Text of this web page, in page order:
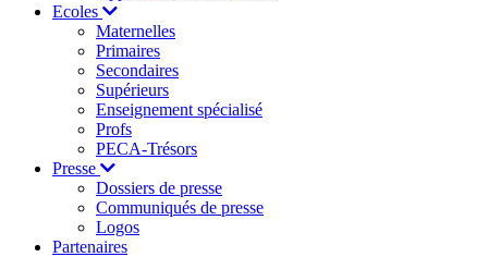
Ecoles
Maternelles
Primaires
Secondaires
Supérieurs
Enseignement spécialisé
Profs
PECA-Trésors
Presse
Dossiers de presse
Communiqués de presse
Logos
Partenaires